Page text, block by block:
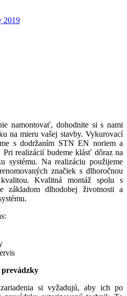
2019
namontovať, dohodnite si s nami
na mieru vašej stavby. Vykurovací
s dodržaním STN EN noriem a
realizácií budeme klásť dôraz na
systému. Na realizáciu použijeme
značiek s dlhoročnou
Kvalitná montáž spolu s
základom dlhodobej životnosti a
prevádzky
si vyžadujú, aby ich po